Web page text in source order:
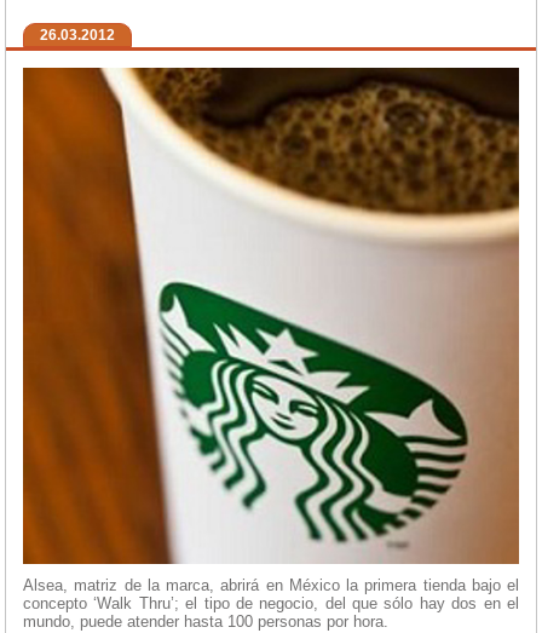
26.03.2012
Alsea, matriz de la marca, abrirá en México la primera tienda bajo el
concepto ‘Walk Thru’; el tipo de negocio, del que sólo hay dos en el
mundo, puede atender hasta 100 personas por hora.